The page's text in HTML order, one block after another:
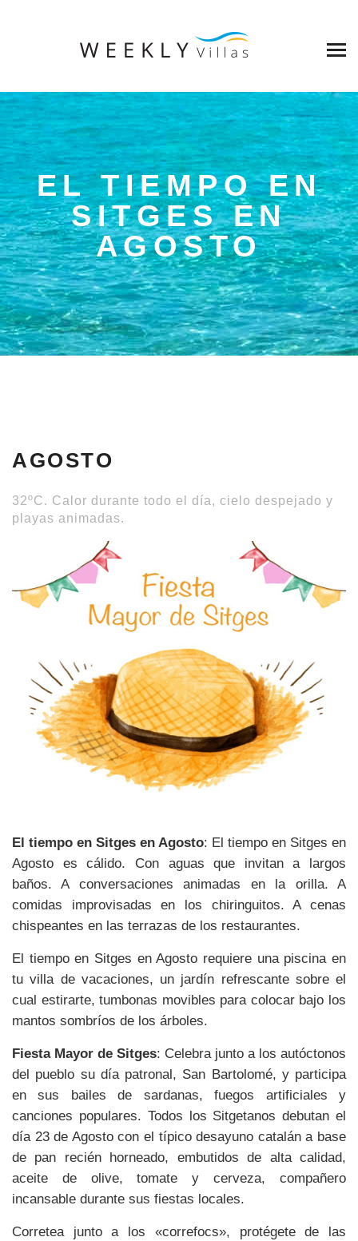
EL TIEMPO EN
SITGES EN
AGOSTO
AGOSTO
32ºC. Calor durante todo el día, cielo despejado y
playas animadas.
El tiempo en Sitges en Agosto: El tiempo en Sitges en
Agosto es cálido. Con aguas que invitan a largos
baños. A conversaciones animadas en la orilla. A
comidas improvisadas en los chiringuitos. A cenas
chispeantes en las terrazas de los restaurantes.
El tiempo en Sitges en Agosto requiere una piscina en
tu villa de vacaciones, un jardín refrescante sobre el
cual estirarte, tumbonas movibles para colocar bajo los
mantos sombríos de los árboles.
Fiesta Mayor de Sitges: Celebra junto a los autóctonos
del pueblo su día patronal, San Bartolomé, y participa
en sus bailes de sardanas, fuegos artificiales y
canciones populares. Todos los Sitgetanos debutan el
día 23 de Agosto con el típico desayuno catalán a base
de pan recién horneado, embutidos de alta calidad,
aceite de olive, tomate y cerveza, compañero
incansable durante sus fiestas locales.
Corretea junto a los «correfocs», protégete de las